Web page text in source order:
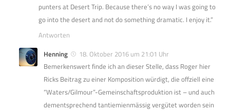
punters at Desert Trip. Because there’s no way I was going to
go into the desert and not do something dramatic. I enjoy it.”
Antworten
Henning
18. Oktober 2016 um 21:01 Uhr
Bemerkenswert finde ich an dieser Stelle, dass Roger hier
Ricks Beitrag zu einer Komposition würdigt, die offziell eine
“Waters/Gilmour”-Gemeinschaftsproduktion ist – und auch
dementsprechend tantiemienmässig vergütet worden sein